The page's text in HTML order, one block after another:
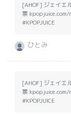
[AHOF] ジェイエ
票
#KPOPJUICE
ひとみ
[AHOF] ジェイエ
票
#KPOPJUICE